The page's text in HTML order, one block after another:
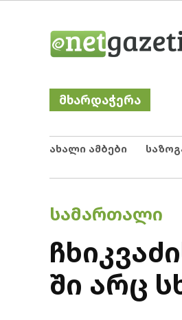
მხარდაჭერა
ახალი ამბები
POSTED
ᲡᲐᲛᲐᲠᲗᲐᲚᲘ
ში არც